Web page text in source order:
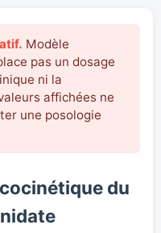
Modèle
pas un dosage
ni la
affichées ne
une posologie
du